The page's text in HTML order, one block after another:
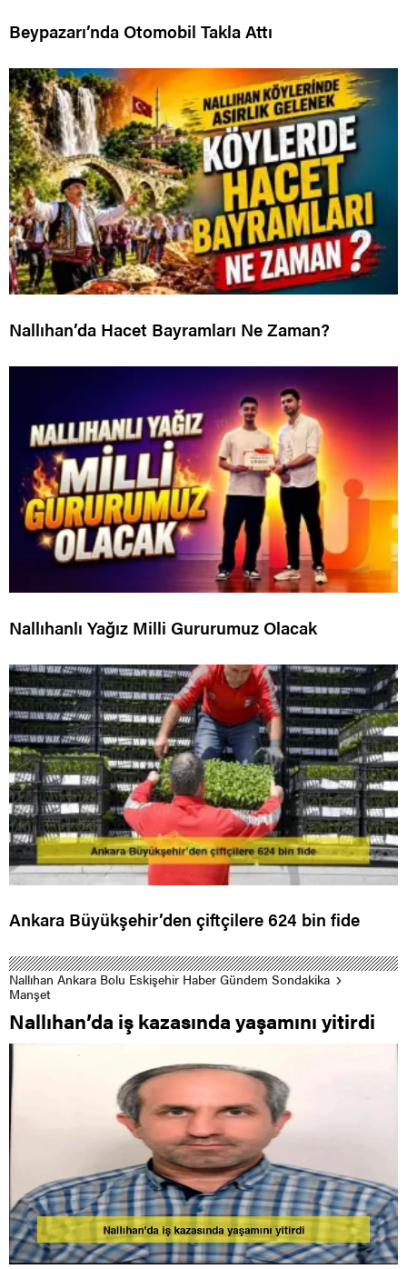
Beypazarı’nda Otomobil Takla Attı
Nallıhan’da Hacet Bayramları Ne Zaman?
Nallıhanlı Yağız Milli Gururumuz Olacak
Ankara Büyükşehir’den çiftçilere 624 bin fide
Nallıhan Ankara Bolu Eskişehir Haber Gündem Sondakika
Manşet
Nallıhan’da iş kazasında yaşamını yitirdi